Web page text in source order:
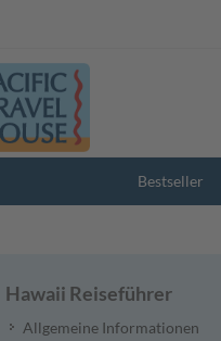
Bestseller
Hawaii Reiseführer
Allgemeine Informationen